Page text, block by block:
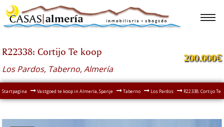
R22338: Cortijo Te koop
Los Pardos, Taberno, Almería
200.000€
Startpagina Vastgoed te koop in Almería, Spanje Taberno Los Pardos R22338: Cortijo